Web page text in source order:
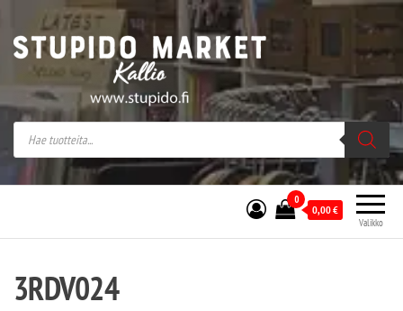
Stupido Market – verkossa ja kivijalassa
Stupido Market on vaihtoehtomusaan
erikoistunut verkko- sekä
kivijalkakauppa Helsingissä Kallion
sydämessä.
Valikko
0
0,00€
3RDV024